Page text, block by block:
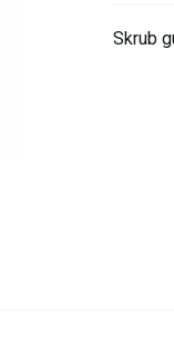
Skrub